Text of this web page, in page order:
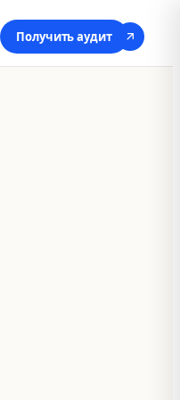
Получить аудит